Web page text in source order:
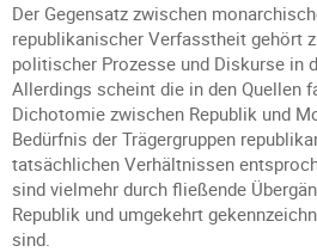
Der Gegensatz zwischen
republikanischer Verfasstheit gehört
politischer Prozesse und Diskurse in
Allerdings scheint die in den Quellen
Dichotomie zwischen Republik und
Bedürfnis der Trägergruppen
tatsächlichen Verhältnissen
sind vielmehr durch fließende
Republik und umgekehrt
sind.